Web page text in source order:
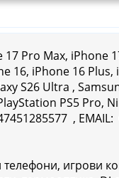
Pro Max, iPhone
16, iPhone 16
S26 Ultra ,
PS5 Pro,
,
игрови